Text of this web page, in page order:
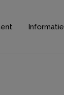
Informatie